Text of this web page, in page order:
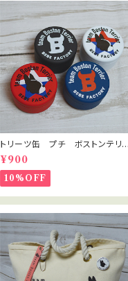
トリーツ缶 プチ ボストンテリ
ア おやつ入れ
¥900
10%OFF